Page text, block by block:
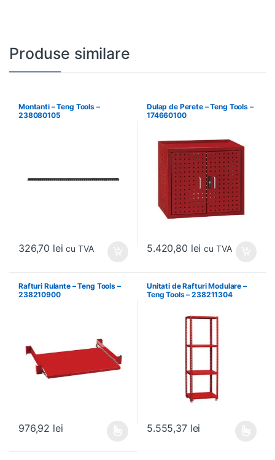
Produse similare
Montanti – Teng Tools –
238080105
326,70 lei cu TVA
Dulap de Perete – Teng Tools –
174660100
5.420,80 lei cu TVA
Rafturi Rulante – Teng Tools –
238210900
976,92 lei
Unitati de Rafturi Modulare –
Teng Tools – 238211304
5.555,37 lei